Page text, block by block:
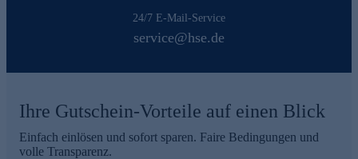
24/7 E-Mail-Service
service@hse.de
Ihre Gutschein-Vorteile auf einen Blick
Einfach einlösen und sofort sparen. Faire Bedingungen und
volle Transparenz.